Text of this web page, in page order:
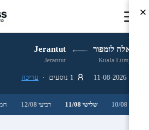
קואלה לומפור Jerantut
Kuala Lumpur
Jerantut
עריכה
שלישי 11/08 רביעי 12/08
×